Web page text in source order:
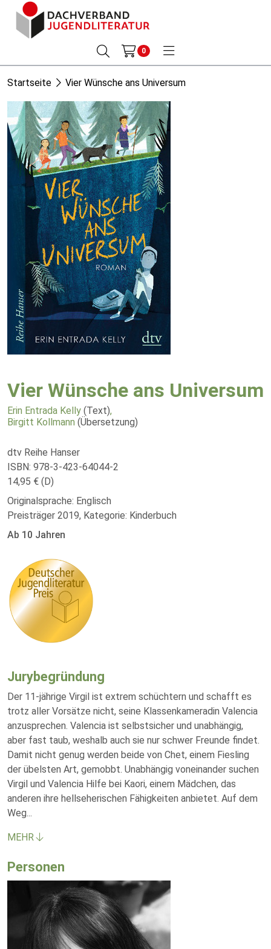
0
Startseite Vier Wünsche ans Universum
Vier Wünsche ans Universum
Erin Entrada Kelly (Text),
Birgitt Kollmann (Übersetzung)
dtv Reihe Hanser
ISBN: 978-3-423-64044-2
14,95 € (D)
Originalsprache: Englisch
Preisträger 2019, Kategorie: Kinderbuch
Ab 10 Jahren
Jurybegründung
Der 11-jährige Virgil ist extrem schüchtern und schafft es
trotz aller Vorsätze nicht, seine Klassenkameradin Valencia
anzusprechen. Valencia ist selbstsicher und unabhängig,
aber fast taub, weshalb auch sie nur schwer Freunde findet.
Damit nicht genug werden beide von Chet, einem Fiesling
der übelsten Art, gemobbt. Unabhängig voneinander suchen
Virgil und Valencia Hilfe bei Kaori, einem Mädchen, das
anderen ihre hellseherischen Fähigkeiten anbietet. Auf dem
Weg...
MEHR
Personen